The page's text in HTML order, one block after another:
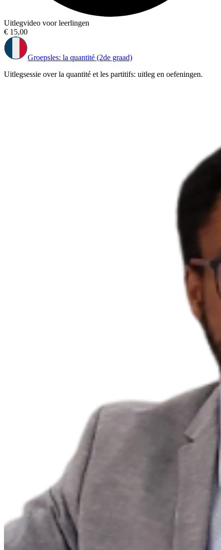
Uitlegvideo voor leerlingen
€ 15,00
Groepsles: la quantité (2de graad)
Uitlegsessie over la quantité et les partitifs: uitleg en oefeningen.